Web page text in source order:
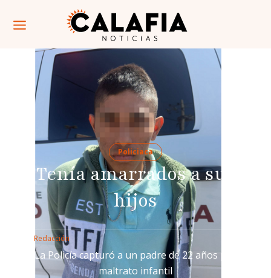
Policiaca
Tenía amarrados a sus
hijos
Redacción
La Policía capturó a un padre de 22 años por
maltrato infantil